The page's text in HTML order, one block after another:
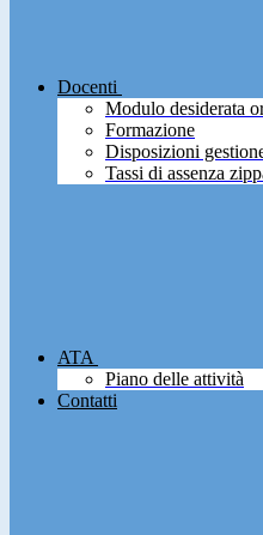
Docenti
Modulo desiderata
Formazione
Disposizioni
Tassi di assenza
ATA
Piano delle attività
Contatti